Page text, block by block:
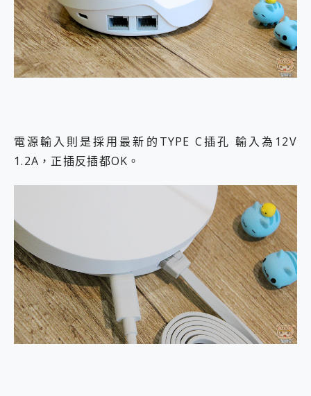
電源輸入則是採用最新的TYPE C插孔 輸入為12V
1.2A，正插反插都OK。